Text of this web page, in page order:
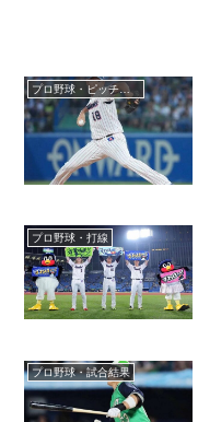
プロ野球・ピッチャー
プロ野球・打線
プロ野球・試合結果